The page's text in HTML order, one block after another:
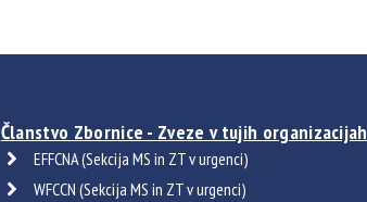
Članstvo Zbornice - Zveze v tujih organizacijah
EFFCNA (Sekcija MS in ZT v urgenci)
WFCCN (Sekcija MS in ZT v urgenci)